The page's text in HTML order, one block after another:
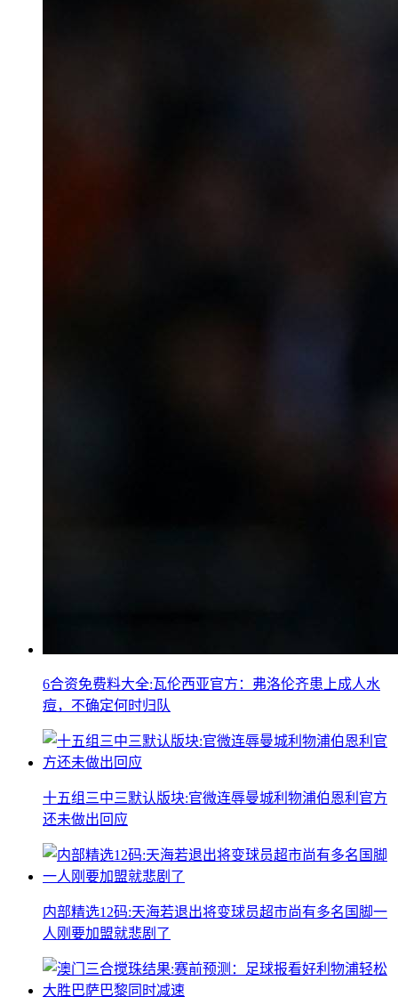
6合资免费料大全:瓦伦西亚官方：弗洛伦齐患上成人水
痘，不确定何时归队
十五组三中三默认版块:官微连辱曼城利物浦伯恩利官方
还未做出回应
内部精选12码:天海若退出将变球员超市尚有多名国脚一
人刚要加盟就悲剧了